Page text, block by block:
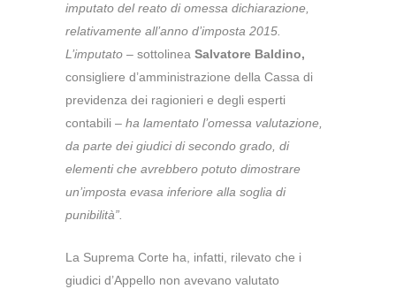
imputato del reato di omessa dichiarazione,
relativamente all’anno d’imposta 2015.
L’imputato – sottolinea Salvatore Baldino,
consigliere d’amministrazione della Cassa di
previdenza dei ragionieri e degli esperti
contabili – ha lamentato l’omessa valutazione,
da parte dei giudici di secondo grado, di
elementi che avrebbero potuto dimostrare
un’imposta evasa inferiore alla soglia di
punibilità”.
La Suprema Corte ha, infatti, rilevato che i
giudici d’Appello non avevano valutato